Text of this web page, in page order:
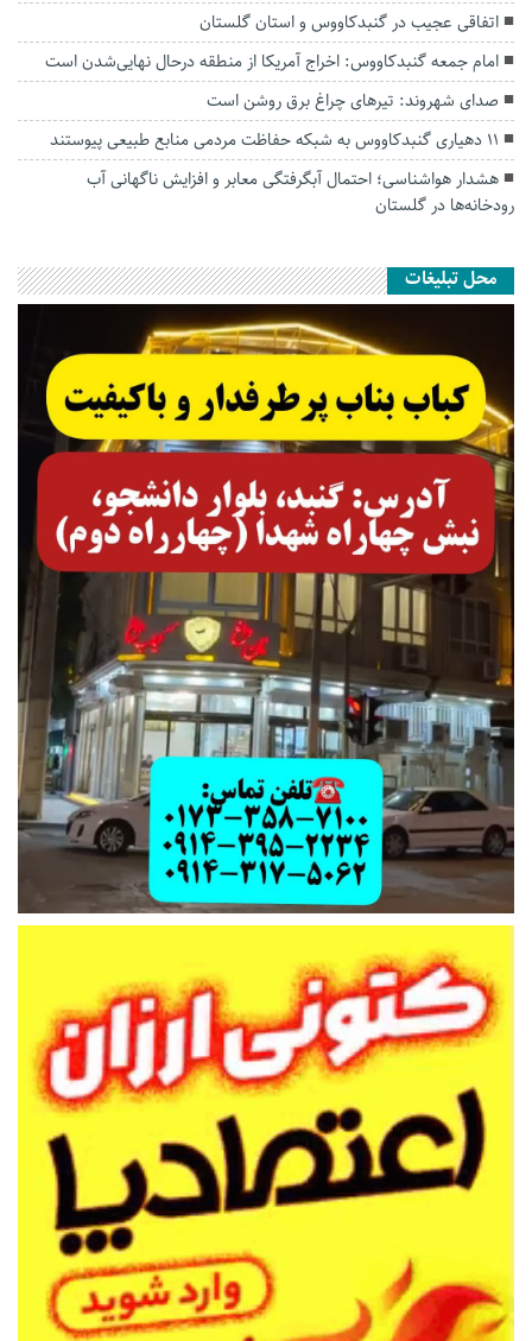
اتفاقی عجیب در‌ گنبدکاووس و استان گلستان
امام جمعه گنبدکاووس: اخراج آمریکا از منطقه درحال نهایی‌شدن است
صدای شهروند: تیرهای چراغ برق روشن است
۱۱ دهیاری گنبدکاووس به شبکه حفاظت مردمی منابع طبیعی پیوستند
هشدار هواشناسی؛ احتمال آبگرفتگی معابر و افزایش ناگهانی آب
رودخانه‌ها در گلستان
محل تبلیغات